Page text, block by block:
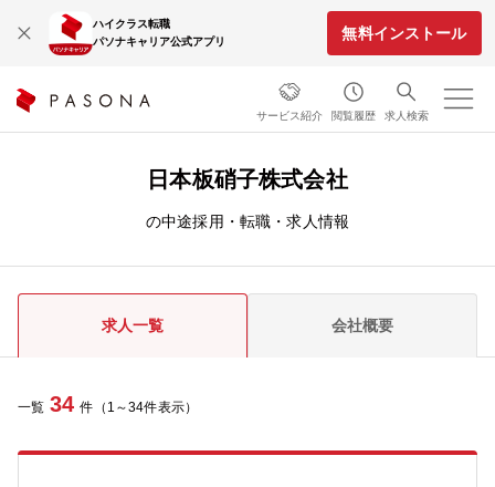
ハイクラス転職
パソナキャリア公式アプリ
無料インストール
サービス紹介 閲覧履歴 求人検索
日本板硝子株式会社
の中途採用・転職・求人情報
求人一覧 会社概要
一覧 34 件（1～34件表示）